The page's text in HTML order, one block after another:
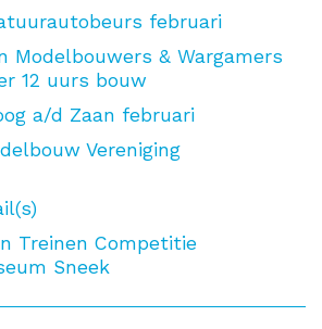
februari
Modelbouwers & Wargamers
12 uurs bouw
a/d Zaan februari
Vereniging
Treinen Competitie
Sneek